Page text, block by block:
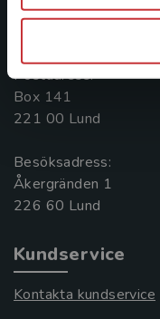
Kontakta oss
Postadress:
Box 141
221 00 Lund
Besöksadress:
Åkergränden 1
Kundservice
Kontakta kundservice